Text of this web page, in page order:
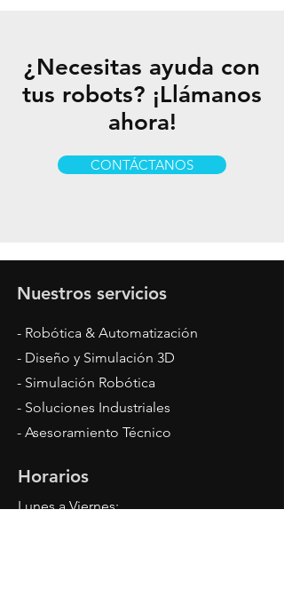
¿Necesitas ayuda con
tus robots? ¡Llámanos
ahora!
CONTÁCTANOS
Nuestros servicios
- Robótica & Automatización
- Diseño y Simulación 3D
- Simulación Robótica
- Soluciones Industriales
- Asesoramiento Técnico
Horarios
Lunes a Viernes: